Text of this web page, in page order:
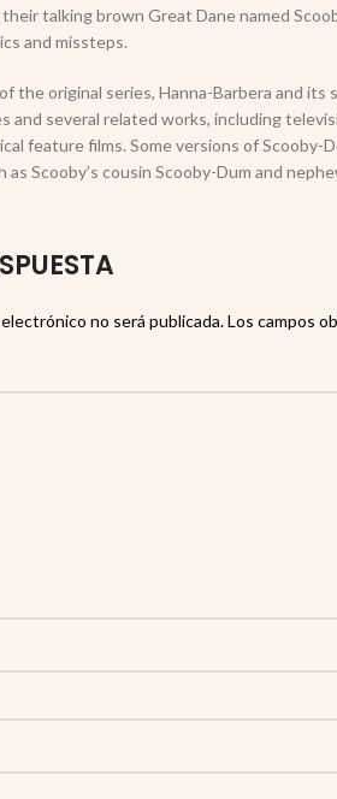
talking brown Great Dane named
and missteps.
the original series, Hanna-Barbera and
and several related works, including
feature films. Some versions of
as Scooby’s cousin Scooby-Dum and
no será publicada. Los campos